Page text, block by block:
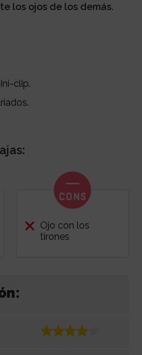
los ojos de los demás.
clip.
Ojo con los
tirones